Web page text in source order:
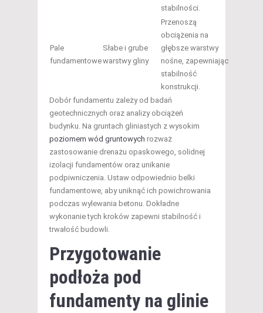
stabilności.
Pale
fundamentowe
Słabe i grube
warstwy gliny
Przenoszą
obciążenia na
głębsze warstwy
nośne, zapewniając
stabilność
konstrukcji.
Dobór fundamentu zależy od badań
geotechnicznych oraz analizy obciążeń
budynku. Na gruntach gliniastych z wysokim
poziomem wód gruntowych rozważ
zastosowanie drenażu opaskowego, solidnej
izolacji fundamentów oraz unikanie
podpiwniczenia. Ustaw odpowiednio belki
fundamentowe, aby uniknąć ich powichrowania
podczas wylewania betonu. Dokładne
wykonanie tych kroków zapewni stabilność i
trwałość budowli.
Przygotowanie
podłoża pod
fundamenty na glinie